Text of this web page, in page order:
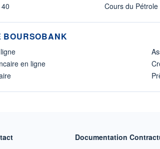
Cours du Pétrole
BOURSOBANK
en ligne
Documentation